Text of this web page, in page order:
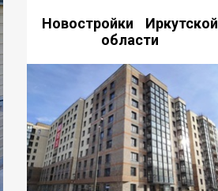
Новостройки Иркутской
области